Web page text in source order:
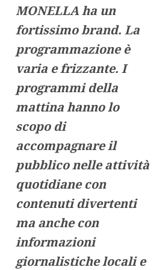
MONELLA ha un
fortissimo brand. La
programmazione è
varia e frizzante. I
programmi della
mattina hanno lo
scopo di
accompagnare il
pubblico nelle attività
quotidiane con
contenuti divertenti
ma anche con
informazioni
giornalistiche locali e